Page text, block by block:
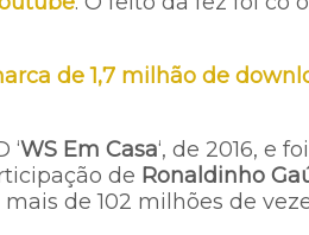
de 1,7 milhão de
‘WS Em Casa‘, de 2016, e
de Ronaldinho
de 102 milhões de